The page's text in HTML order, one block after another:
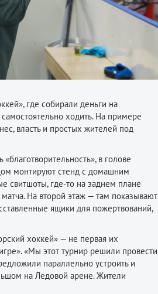
где собирали деньги на
ходить. На примере
власть и простых жителей под
в голове
монтируют стенд с домашним
свитшоты, где-то на заднем плане
На второй этаж — там показывают
ящики для пожертвований,
хоккей» — не первая их
«Мы этот турнир решили провести
параллельно устроить и
на Ледовой арене. Жители